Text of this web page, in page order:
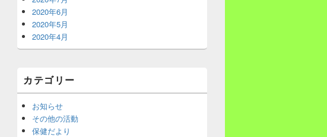
2020年6月
2020年5月
2020年4月
カテゴリー
お知らせ
その他の活動
保健だより